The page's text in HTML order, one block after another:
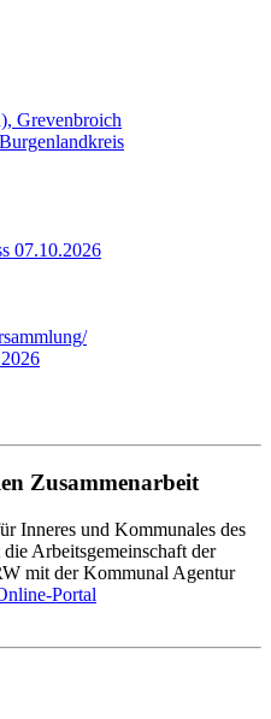
Grevenbroich
07.10.2026
Zusammenarbeit
Inneres und Kommunales des
Arbeitsgemeinschaft der
mit der Kommunal Agentur
Portal